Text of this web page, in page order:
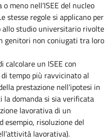
meno nell’ISEE del nucleo
stesse regole si applicano per
studio universitario rivolte
genitori non coniugati tra loro
calcolare un ISEE con
tempo più ravvicinato al
prestazione nell’ipotesi in
domanda si sia verificata
lavorativa di un
esempio, risoluzione del
lavorativa).